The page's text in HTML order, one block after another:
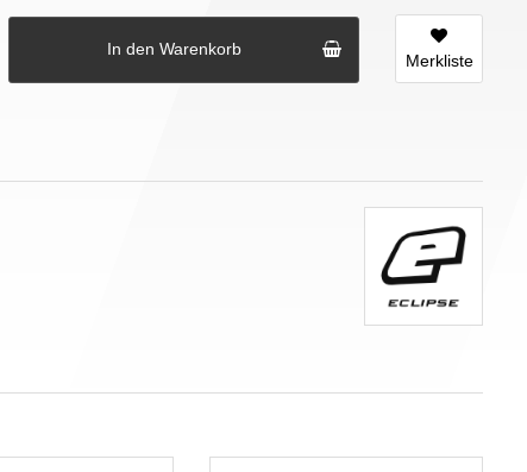
In den Warenkorb
Merkliste